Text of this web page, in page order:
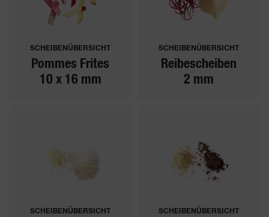
SCHEIBENÜBERSICHT
Pommes Frites
10 x 16 mm
SCHEIBENÜBERSICHT
Reibescheiben
2 mm
SCHEIBENÜBERSICHT SCHEIBENÜBERSICHT